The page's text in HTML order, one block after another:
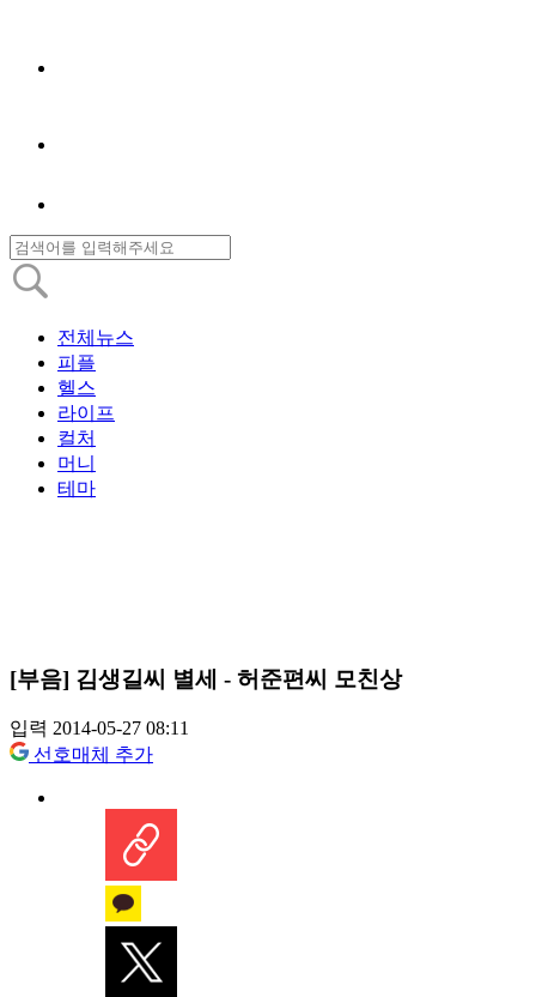
전체뉴스
피플
헬스
라이프
컬처
머니
테마
[부음] 김생길씨 별세 - 허준편씨 모친상
입력 2014-05-27 08:11
선호매체 추가